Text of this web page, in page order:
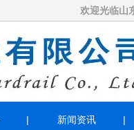
欢迎光临山东鑫泓通
新闻资讯